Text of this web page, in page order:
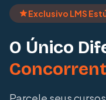
Exclusivo LMS
O Único